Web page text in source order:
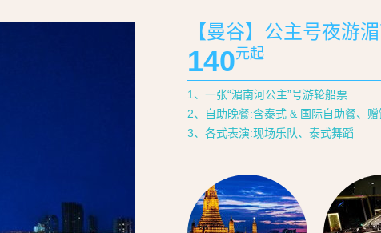
【曼谷】公主号夜游
140元起
1、一张“湄南河公主”号游轮船票
2、自助晚餐:含泰式 & 国际自助餐、赠
3、各式表演:现场乐队、泰式舞蹈